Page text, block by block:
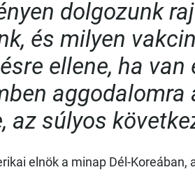
dolgozunk
és milyen
ellene, ha
aggodalomra
az súlyos
elnök a minap Dél-